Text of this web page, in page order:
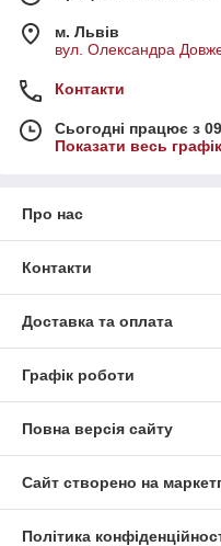
м. Львів
вул. Олександра
Контакти
Сьогодні працює з
Показати весь
Про нас
Контакти
Доставка та оплата
Графік роботи
Повна версія сайту
Сайт створено на
Політика